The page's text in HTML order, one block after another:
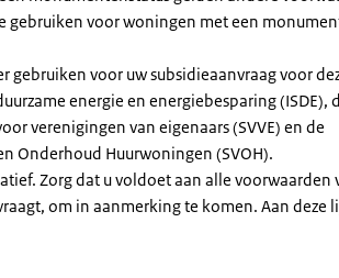
gebruiken voor woningen met een
gebruiken voor uw subsidieaanvraag voor
energie en energiebesparing (ISDE),
verenigingen van eigenaars (SVVE) en de
Onderhoud Huurwoningen (SVOH).
Zorg dat u voldoet aan alle voorwaarden
om in aanmerking te komen. Aan deze